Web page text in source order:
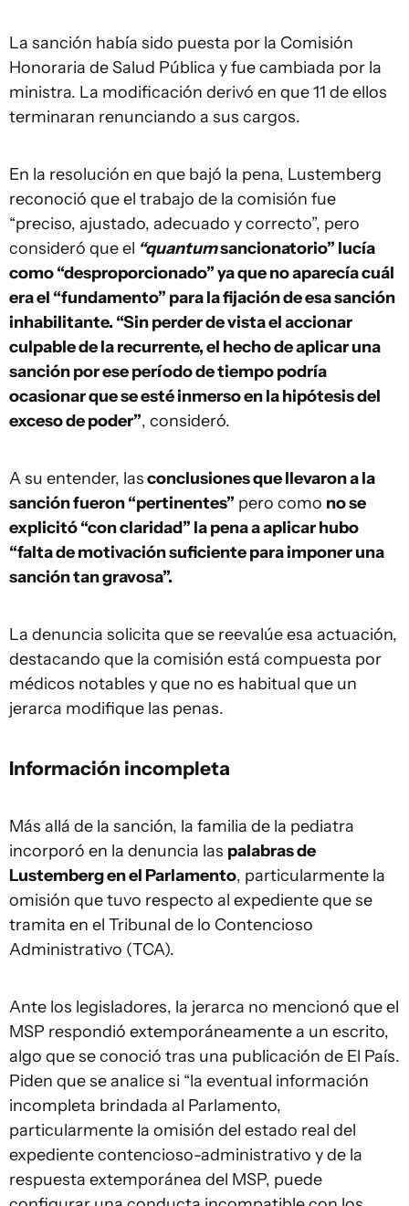
La sanción había sido puesta por la Comisión
Honoraria de Salud Pública y fue cambiada por la
ministra. La modificación derivó en que 11 de ellos
terminaran renunciando a sus cargos.
En la resolución en que bajó la pena, Lustemberg
reconoció que el trabajo de la comisión fue
“preciso, ajustado, adecuado y correcto”, pero
consideró que el “quantumsancionatorio” lucía
como “desproporcionado” ya que no aparecía cuál
era el “fundamento” para la fijación de esa sanción
inhabilitante. “Sin perder de vista el accionar
culpable de la recurrente, el hecho de aplicar una
sanción por ese período de tiempo podría
ocasionar que se esté inmerso en la hipótesis del
exceso de poder”, consideró.
A su entender, lasconclusiones que llevaron a la
sanción fueron “pertinentes” pero como no se
explicitó “con claridad” la pena a aplicar hubo
“falta de motivación suficiente para imponer una
sanción tan gravosa”.
La denuncia solicita que se reevalúe esa actuación,
destacando que la comisión está compuesta por
médicos notables y que no es habitual que un
jerarca modifique las penas.
Información incompleta
Más allá de la sanción, la familia de la pediatra
incorporó en la denuncia las palabras de
Lustemberg en el Parlamento, particularmente la
omisión que tuvo respecto al expediente que se
tramita en el Tribunal de lo Contencioso
Administrativo (TCA).
Ante los legisladores, la jerarca no mencionó que el
MSP respondió extemporáneamente a un escrito,
algo que se conoció tras una publicación de El País.
Piden que se analice si “la eventual información
incompleta brindada al Parlamento,
particularmente la omisión del estado real del
expediente contencioso-administrativo y de la
respuesta extemporánea del MSP, puede